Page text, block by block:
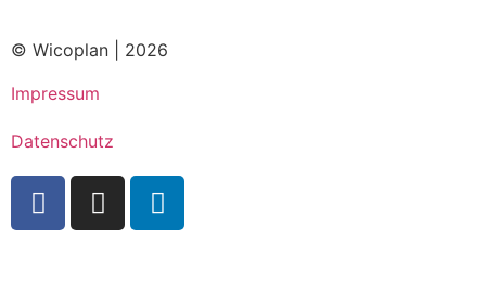
© Wicoplan | 2026
Impressum
Datenschutz